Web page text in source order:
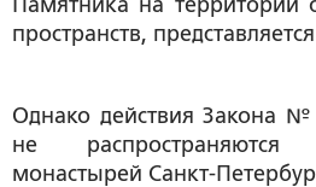
Памятника на территории
пространств,
Однако действия Закона
не
монастырей Санкт-